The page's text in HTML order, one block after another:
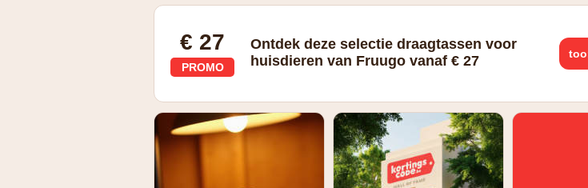
€ 27
PROMO
Ontdek deze selectie draagtassen voor
huisdieren van Fruugo vanaf € 27